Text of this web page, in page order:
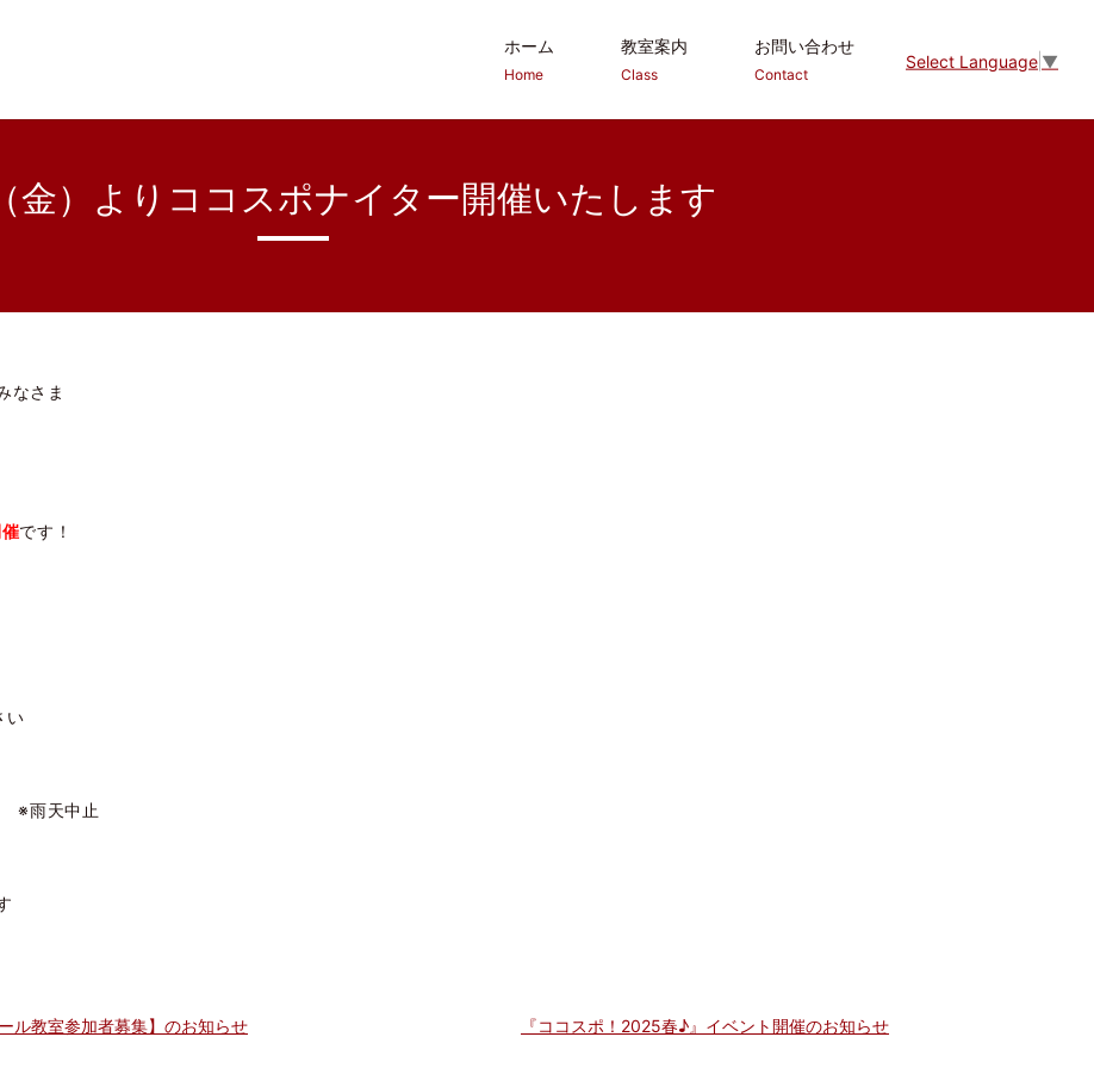
Select Language ▼
ホーム
Home
教室案内
Class
お問い合わせ
Contact
金）よりココスポナイター開催いたします
なさま
です！
い
※雨天中止
ル教室参加者募集】のお知らせ 『ココスポ！2025春♪』イベント開催のお知らせ